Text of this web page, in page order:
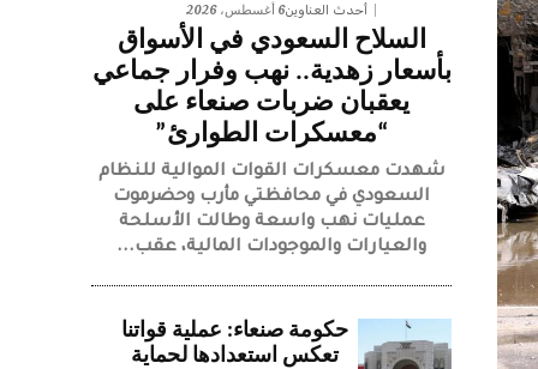
أحدث العناوين6 أغسطس، 2026
السلاح السعودي في الأسواق
بأسعار زهدية.. نهب وفرار جماعي
يعقبان ضربات صنعاء على
“معسكرات الطوارئ”
شهدت معسكرات القوات الموالية للنظام
السعودي في محافظتي مأرب وحضرموت
عمليات نهب واسعة وطالت الأسلحة
والعيارات والموجودات المالية، عقب...
حكومة صنعاء: عملية قواتنا
تعكس استعدادها لحماية